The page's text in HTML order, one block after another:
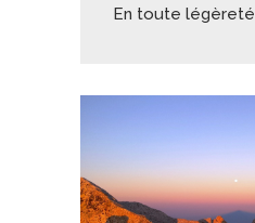
En toute légèreté